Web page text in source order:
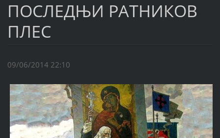
ПОСЛЕДЊИ РАТНИКОВ
ПЛЕС
09/06/2014 22:10